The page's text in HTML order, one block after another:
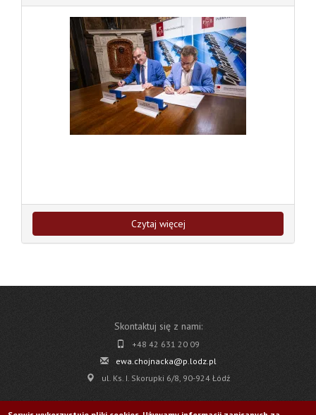
Czytaj więcej
Skontaktuj się z nami:
+48 42 631 20 09
ewa.chojnacka@p.lodz.pl
ul. Ks. I. Skorupki 6/8, 90-924 Łódź